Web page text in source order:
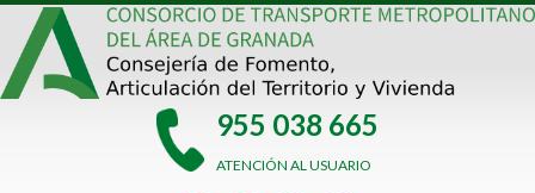
Saltar
contenido
955 038 665
ATENCIÓN AL USUARIO